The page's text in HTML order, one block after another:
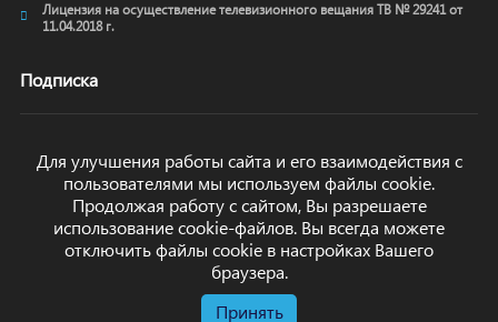
Лицензия на осуществление телевизионного вещания ТВ № 29241 от
11.04.2018 г.
Подписка
ОТПРАВИТЬ
. Все права защищены.
Для улучшения работы сайта и его взаимодействия с
пользователями мы используем файлы cookie.
Продолжая работу с сайтом, Вы разрешаете
использование cookie-файлов. Вы всегда можете
отключить файлы cookie в настройках Вашего
браузера.
Принять